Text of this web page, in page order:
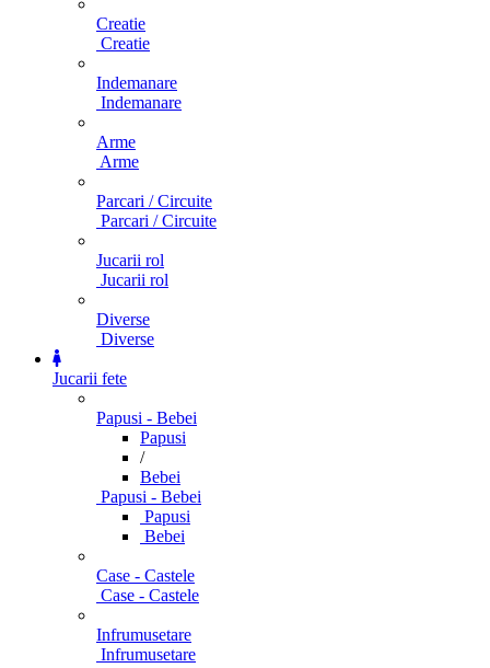
Creatie
Creatie
Indemanare
Indemanare
Arme
Arme
Parcari / Circuite
Parcari / Circuite
Jucarii rol
Jucarii rol
Diverse
Diverse
Jucarii fete
Papusi - Bebei
Papusi
/
Bebei
Papusi - Bebei
Papusi
Bebei
Case - Castele
Case - Castele
Infrumusetare
Infrumusetare